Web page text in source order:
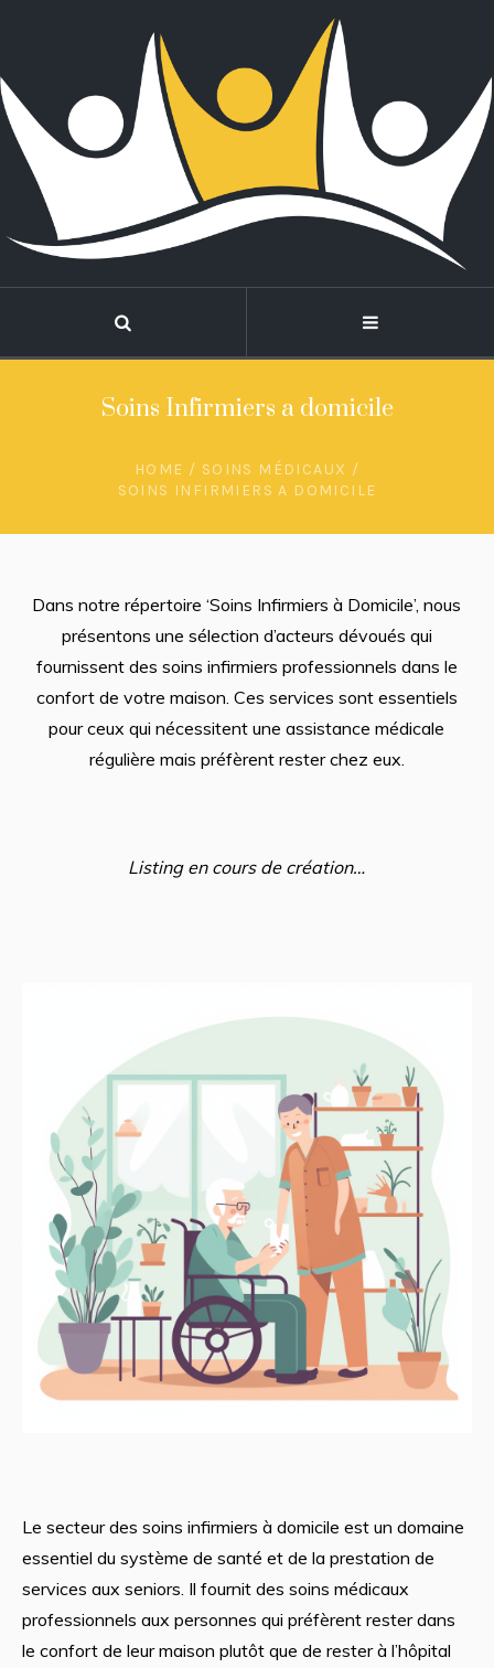
Soins Infirmiers a domicile
HOME / SOINS MÉDICAUX /
SOINS INFIRMIERS A DOMICILE
Dans notre répertoire ‘Soins Infirmiers à Domicile’, nous
présentons une sélection d’acteurs dévoués qui
fournissent des soins infirmiers professionnels dans le
confort de votre maison. Ces services sont essentiels
pour ceux qui nécessitent une assistance médicale
régulière mais préfèrent rester chez eux.
Listing en cours de création…
Le secteur des soins infirmiers à domicile est un domaine
essentiel du système de santé et de la prestation de
services aux seniors. Il fournit des soins médicaux
professionnels aux personnes qui préfèrent rester dans
le confort de leur maison plutôt que de rester à l’hôpital